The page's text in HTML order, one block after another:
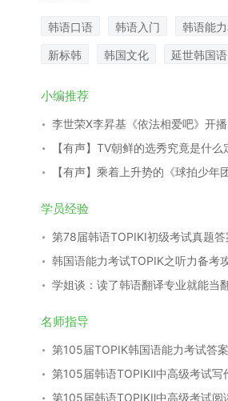
韩语口语 韩语入门 韩语能
新标韩 韩国文化 延世韩国语
小编推荐
李世荣X李昇基《依法相爱吧》开播
【有声】TV朝鲜的选秀究竟是什么
学员经验
第78届韩语TOPIKⅠ初级考试真题
韩国语能力考试TOPIK之听力备考
学姐谈：读了韩语翻译专业就能当
名师指导